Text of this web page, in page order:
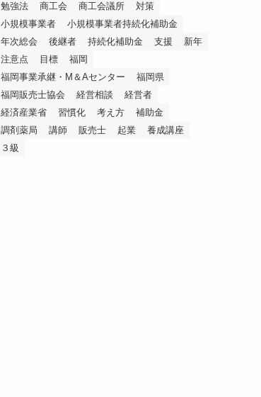
勉強法
商工会 商工会議所
対策
小規模事業者
小規模事業者持続化補助金
年次総会
後継者 持続化補助金 支援
新年
注意点
目標
福岡
福岡事業承継・M＆Aセンター
福岡県
福岡販売士協会
経営相談
経営者
経済産業省
習慣化 考え方
補助金
調剤薬局
講師 販売士 起業
養成講座
３級